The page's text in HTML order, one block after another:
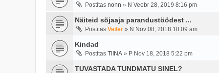
Postitas nonn » N Veebr 28, 2019 8:16 pm
Näiteid sõjaaja parandustöödest ...
Postitas Veiler » N Nov 08, 2018 10:09 am
Kindad
Postitas TIINA » P Nov 18, 2018 5:22 pm
TUVASTADA TUNDMATU SINEL?